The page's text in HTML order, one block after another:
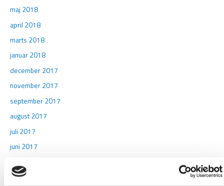
maj 2018
april 2018
marts 2018
januar 2018
december 2017
november 2017
september 2017
august 2017
juli 2017
juni 2017
april 2017